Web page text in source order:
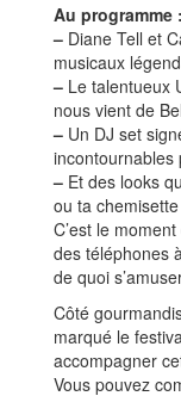
Au programme :
– Diane Tell et
musicaux
– Le talentueux
nous vient de
– Un DJ set
incontournables
– Et des looks
ou ta
C’est le
des téléphones
de quoi
Côté
marqué le
accompagner
Vous pouvez